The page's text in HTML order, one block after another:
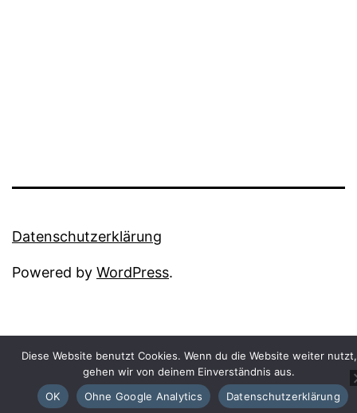
Datenschutzerklärung
Powered by WordPress.
Diese Website benutzt Cookies. Wenn du die Website weiter nutzt,
gehen wir von deinem Einverständnis aus.
OK
Ohne Google Analytics Datenschutzerklärung